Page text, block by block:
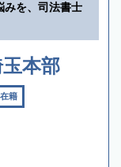
みを、司法書士
本部
籍